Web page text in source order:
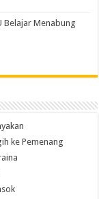
Belajar Menabung
ke Pemenang